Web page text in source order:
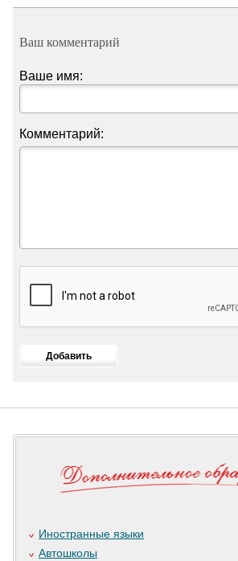
Ваш комментарий
Ваше имя:
Комментарий:
Иностранные языки
Автошколы